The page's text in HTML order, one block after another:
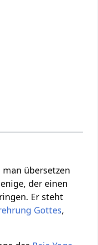
übersetzen
der einen
Er steht
Gottes,